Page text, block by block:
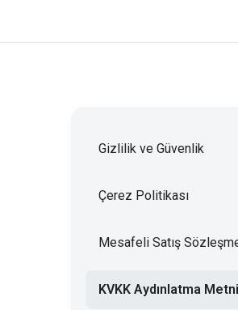
Gizlilik ve Güvenlik
Çerez Politikası
Mesafeli Satış
KVKK Aydınlatma Metni